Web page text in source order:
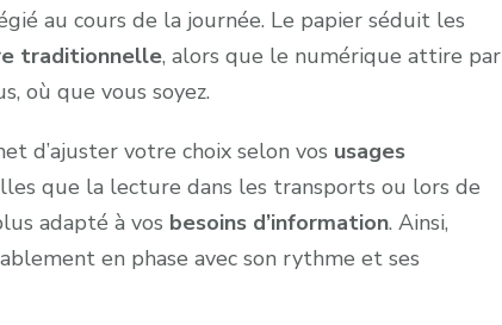
au cours de la journée. Le papier séduit les
traditionnelle, alors que le numérique attire par
où que vous soyez.
d’ajuster votre choix selon vos usages
que la lecture dans les transports ou lors de
adapté à vos besoins d’information. Ainsi,
en phase avec son rythme et ses